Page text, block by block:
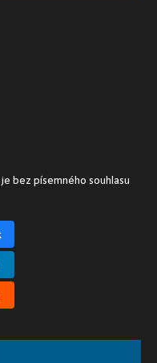
bez písemného souhlasu